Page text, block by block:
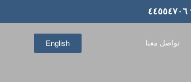
تواصل معنا English